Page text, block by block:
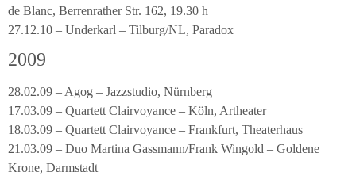
de Blanc, Berrenrather Str. 162, 19.30 h
27.12.10 – Underkarl – Tilburg/NL, Paradox
2009
28.02.09 – Agog – Jazzstudio, Nürnberg
17.03.09 – Quartett Clairvoyance – Köln, Artheater
18.03.09 – Quartett Clairvoyance – Frankfurt, Theaterhaus
21.03.09 – Duo Martina Gassmann/Frank Wingold – Goldene
Krone, Darmstadt